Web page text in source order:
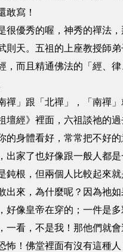
敢寫！
很優秀的喔，神秀的禪法
則天。五祖的上座教授師
，而且精通佛法的「經、
禪」跟「北禪」，「南禪
壇經》裡面，六祖談祂的
的身體看好，常常把不好
出家了也好像跟一般人都
鈍根，但兩個人比較起來就
出來，為什麼呢？因為祂
好像皇帝在穿的；一件是
一看，不是我！那他們就
怖！佛堂裡面有沒有這種